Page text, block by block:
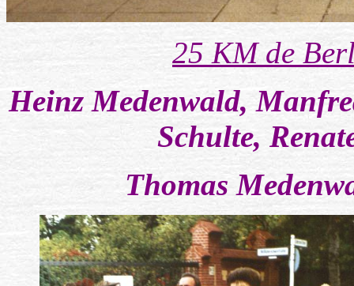
25 KM de
Heinz Medenwald,
Schulte,
Thomas